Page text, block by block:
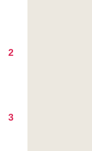
2
3